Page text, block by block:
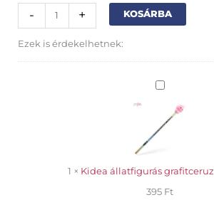
-
jegyzettömb
mennyiség
+ KOSÁRBA
Ezek is érdekelhetnek:
Kidea
grafitceruza
nyuszi
1 × Kidea állatfigurás
395 Ft